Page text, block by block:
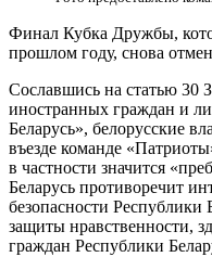
Финал Кубка Дружбы,
прошлом году, снова
Сославшись на статью 30
иностранных граждан и
Беларусь», белорусские
въезде команде
в частности значится
Беларусь противоречит
безопасности Республики
защиты нравственности,
граждан Республики